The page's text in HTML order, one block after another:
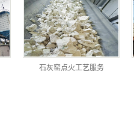
石灰窑点火工艺服务